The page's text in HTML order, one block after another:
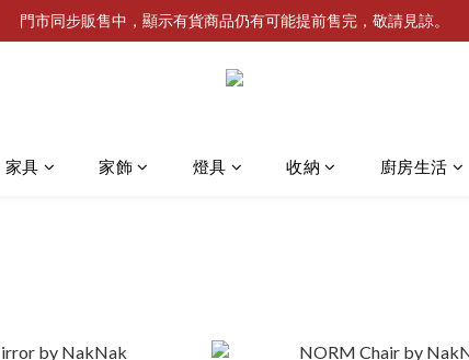
門市同步販售中，顯示有貨商品仍有可能提前售完，敬請見諒。
家具 家飾 燈具 收納 廚房生活